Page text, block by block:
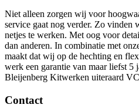
Niet alleen zorgen wij voor
service gaat nog verder. Zo vinden
netjes te werken. Met oog voor
dan anderen. In combinatie met
maakt dat wij op de hechting en
werk een garantie van maar liefst 5
Bleijenberg Kitwerken uiteraard
Contact